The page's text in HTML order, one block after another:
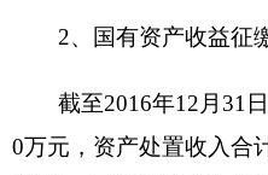
补本年度收支缺口的资金。
上年结转和结余：指以
续使用的资金，既包括财政